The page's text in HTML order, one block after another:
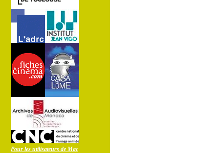
Pour les utilisateurs de Mac